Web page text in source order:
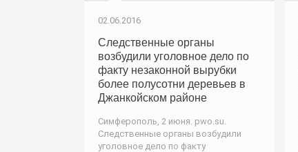
02.06.2016
Следственные органы
возбудили уголовное дело по
факту незаконной вырубки
более полусотни деревьев в
Джанкойском районе
Симферополь, 2 июня. pwo.su.
Следственные органы возбудили
уголовное дело по факту